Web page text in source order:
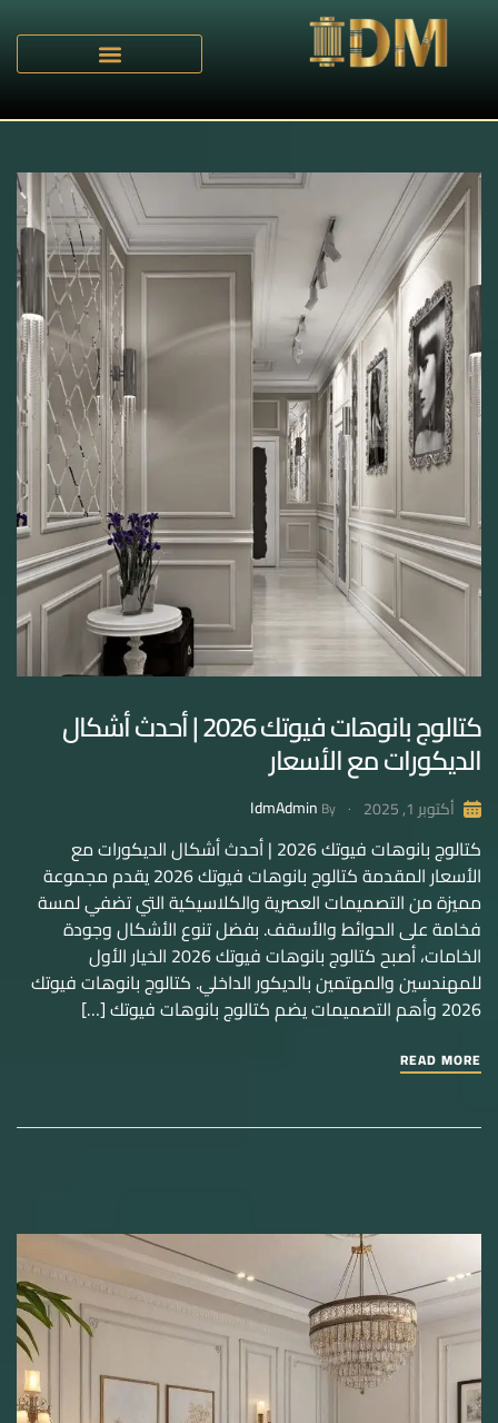
كتالوج بانوهات فيوتك 2026 | أحدث أشكال
الديكورات مع الأسعار
أكتوبر 1, 2025 By
IdmAdmin
كتالوج بانوهات فيوتك 2026 | أحدث أشكال الديكورات مع
الأسعار المقدمة كتالوج بانوهات فيوتك 2026 يقدم مجموعة
مميزة من التصميمات العصرية والكلاسيكية التي تضفي لمسة
فخامة على الحوائط والأسقف. بفضل تنوع الأشكال وجودة
الخامات، أصبح كتالوج بانوهات فيوتك 2026 الخيار الأول
للمهندسين والمهتمين بالديكور الداخلي. كتالوج بانوهات فيوتك
2026 وأهم التصميمات يضم كتالوج بانوهات فيوتك […]
READ MORE